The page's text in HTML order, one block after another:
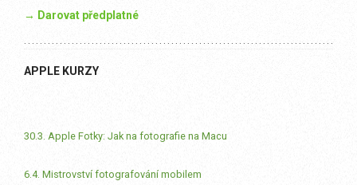
→ Darovat předplatné
APPLE KURZY
30.3. Apple Fotky: Jak na fotografie na Macu
6.4. Mistrovství fotografování mobilem